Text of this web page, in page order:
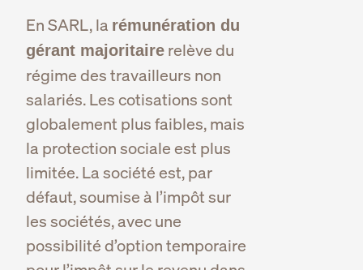
En SARL, la rémunération du
gérant majoritaire relève du
régime des travailleurs non
salariés. Les cotisations sont
globalement plus faibles, mais
la protection sociale est plus
limitée. La société est, par
défaut, soumise à l’impôt sur
les sociétés, avec une
possibilité d’option temporaire